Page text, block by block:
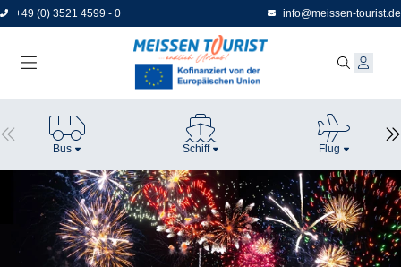
Direkt
zum
+49 (0) 3521 4599 - 0 info@meissen-tourist.de
Bus Schiff Flug